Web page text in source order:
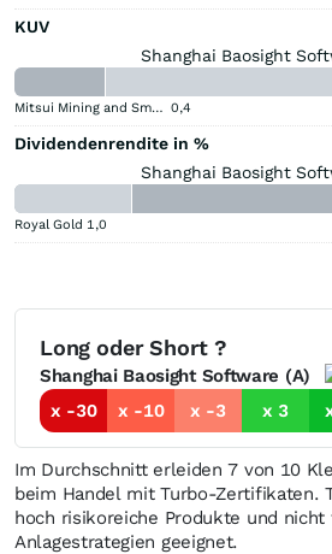
KUV
Shanghai Baosight
Mitsui Mining and Smelting Company 0,4
Dividendenrendite in %
Shanghai Baosight
Royal Gold 1,0
Long oder Short ?
Shanghai Baosight Software (A)
x -30
x -10 x -3 x 3
Im Durchschnitt erleiden 7 von 10
beim Handel mit Turbo-Zertifikaten.
hoch risikoreiche Produkte und
Anlagestrategien geeignet.